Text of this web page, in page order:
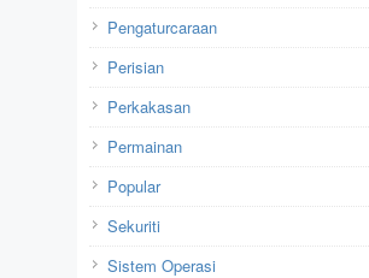
Pengaturcaraan
Perisian
Perkakasan
Permainan
Popular
Sekuriti
Sistem Operasi